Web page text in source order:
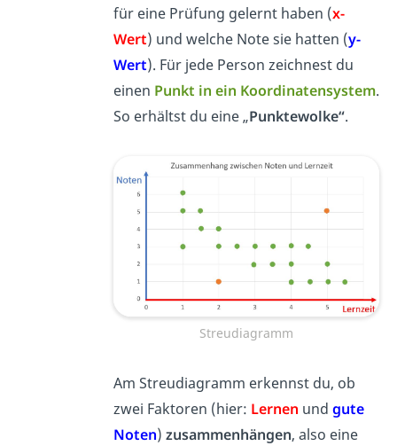
für eine Prüfung gelernt haben (x-
Wert) und welche Note sie hatten (y-
Wert). Für jede Person zeichnest du
einen Punkt in ein Koordinatensystem.
So erhältst du eine „Punktewolke“.
Streudiagramm
Am Streudiagramm erkennst du, ob
zwei Faktoren (hier: Lernen und gute
Noten) zusammenhängen, also eine